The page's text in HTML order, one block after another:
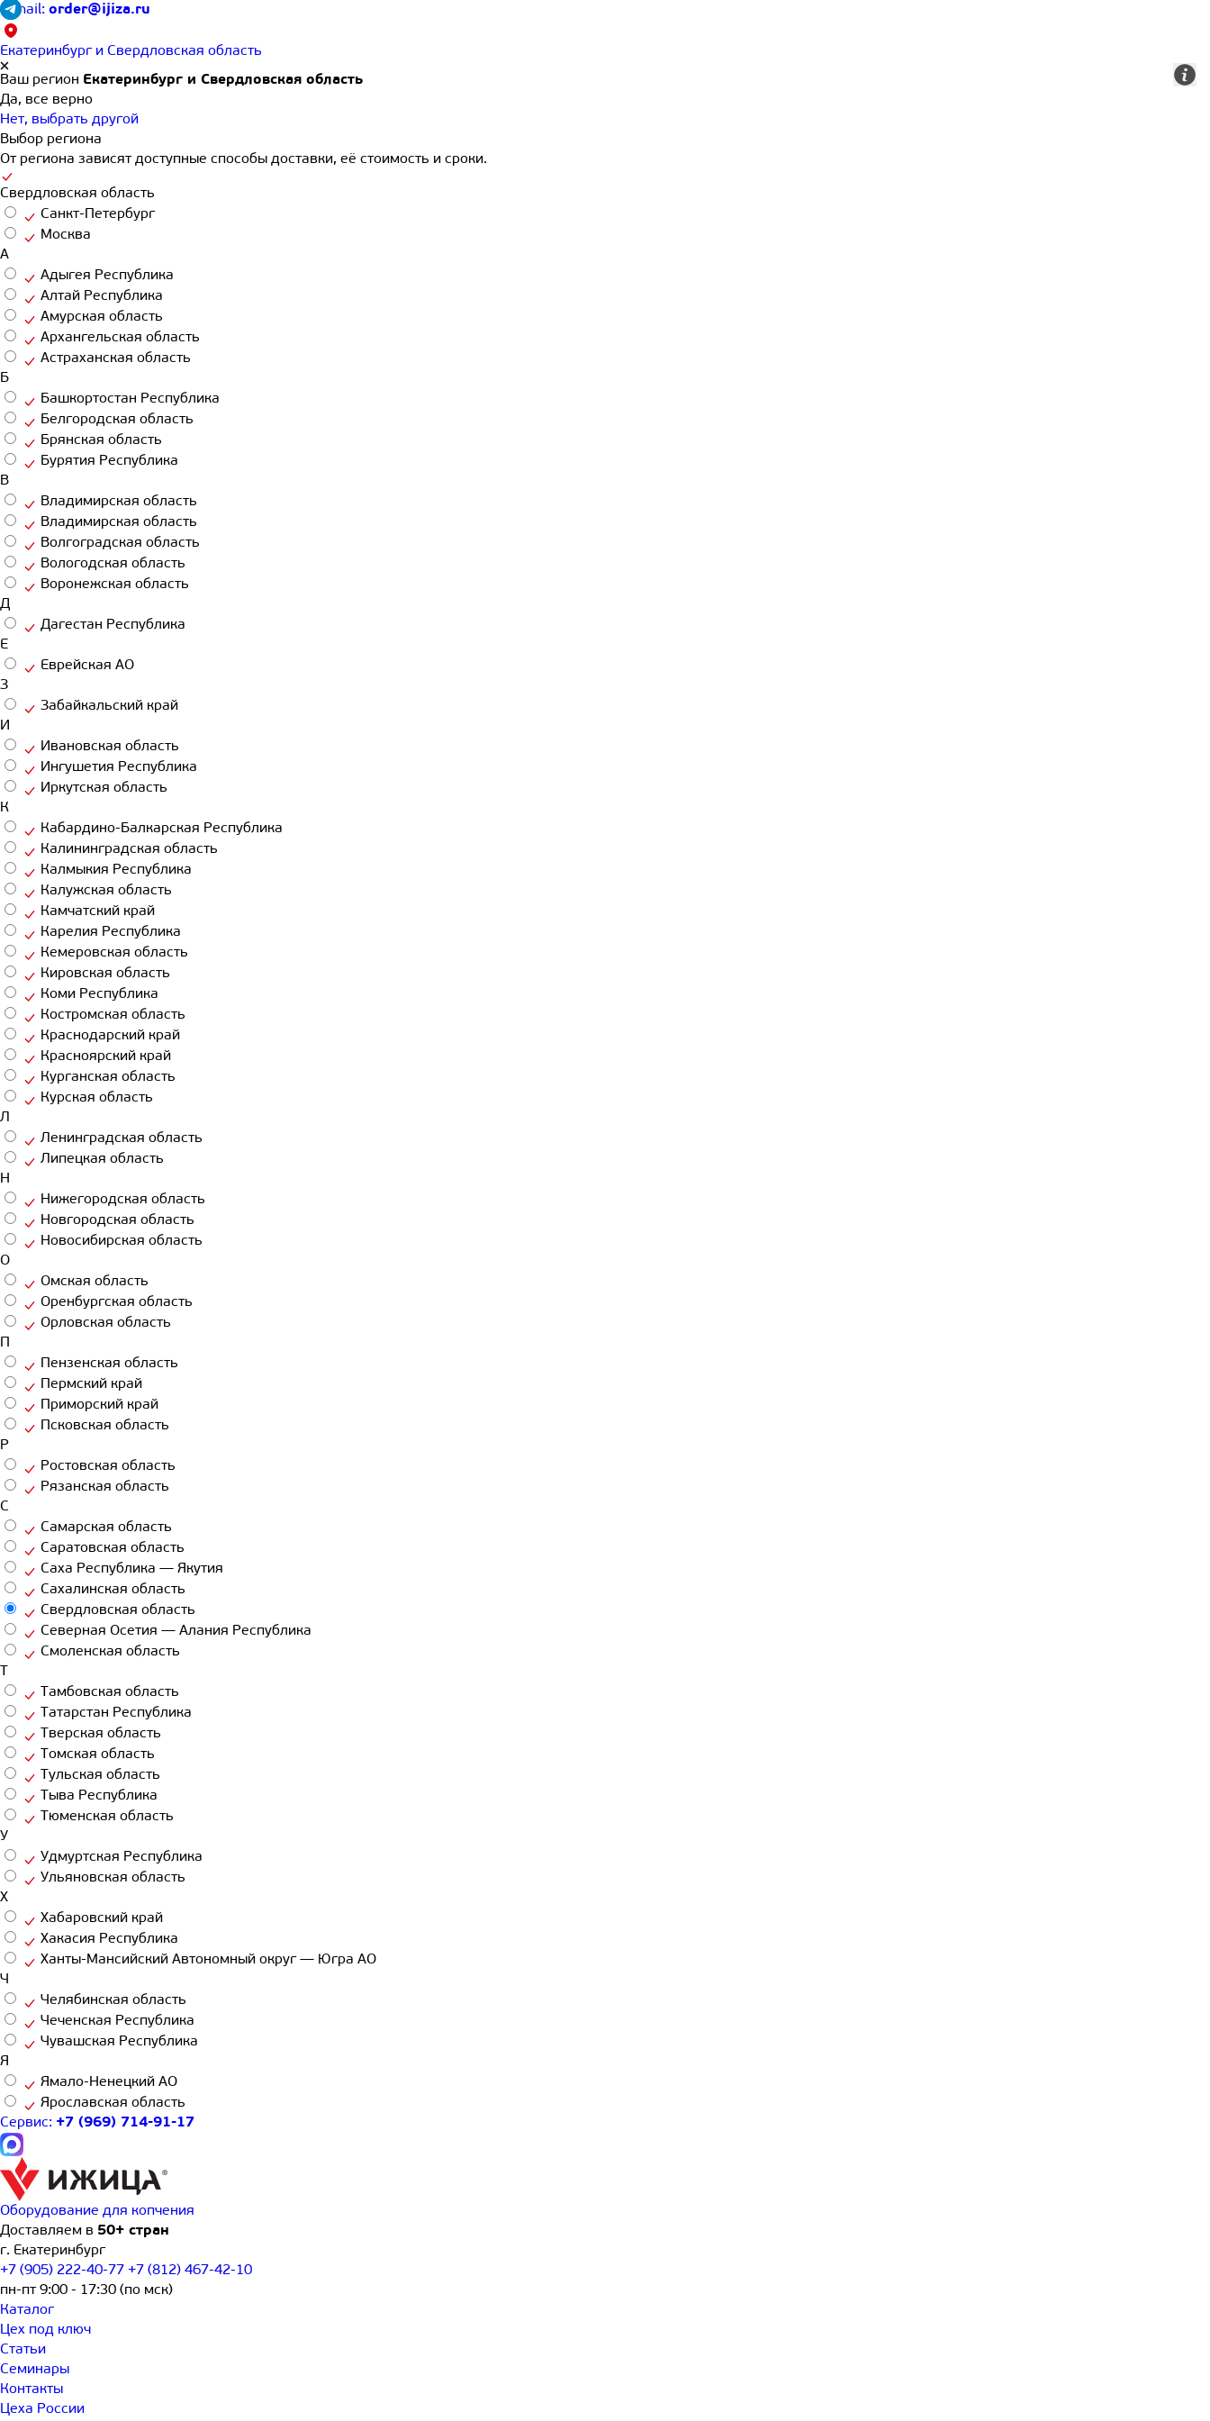
E-mail: order@ijiza.ru
Екатеринбург и Свердловская область
Ваш регион Екатеринбург и Свердловская область
Да, все верно
Нет, выбрать другой
Выбор региона
От региона зависят доступные способы доставки, её стоимость и сроки.
Свердловская область
Санкт-Петербург
Москва
А
Адыгея Республика
Алтай Республика
Амурская область
Архангельская область
Астраханская область
Б
Башкортостан Республика
Белгородская область
Брянская область
Бурятия Республика
В
Владимирская область
Владимирская область
Волгоградская область
Вологодская область
Воронежская область
Д
Дагестан Республика
Е
Еврейская АО
З
Забайкальский край
И
Ивановская область
Ингушетия Республика
Иркутская область
К
Кабардино-Балкарская Республика
Калининградская область
Калмыкия Республика
Калужская область
Камчатский край
Карелия Республика
Кемеровская область
Кировская область
Коми Республика
Костромская область
Краснодарский край
Красноярский край
Курганская область
Курская область
Л
Ленинградская область
Липецкая область
Н
Нижегородская область
Новгородская область
Новосибирская область
О
Омская область
Оренбургская область
Орловская область
Пензенская область
Пермский край
Приморский край
Псковская область
Р
Ростовская область
Рязанская область
С
Самарская область
Саратовская область
Саха Республика — Якутия
Сахалинская область
Свердловская область
Северная Осетия — Алания Республика
Смоленская область
Тамбовская область
Татарстан Республика
Тверская область
Томская область
Тульская область
Тыва Республика
Тюменская область
У
Удмуртская Республика
Ульяновская область
Х
Хабаровский край
Хакасия Республика
Ханты-Мансийский Автономный округ — Югра АО
Ч
Челябинская область
Чеченская Республика
Чувашская Республика
Я
Ямало-Ненецкий АО
Ярославская область
Сервис: +7 (969) 714-91-17
Оборудование для копчения
Доставляем в 50+ стран
г. Екатеринбург
+7 (905) 222-40-77 +7 (812) 467-42-10
пн-пт 9:00 - 17:30 (по мск)
Каталог
Цех под ключ
Статьи
Семинары
Контакты
Цеха России